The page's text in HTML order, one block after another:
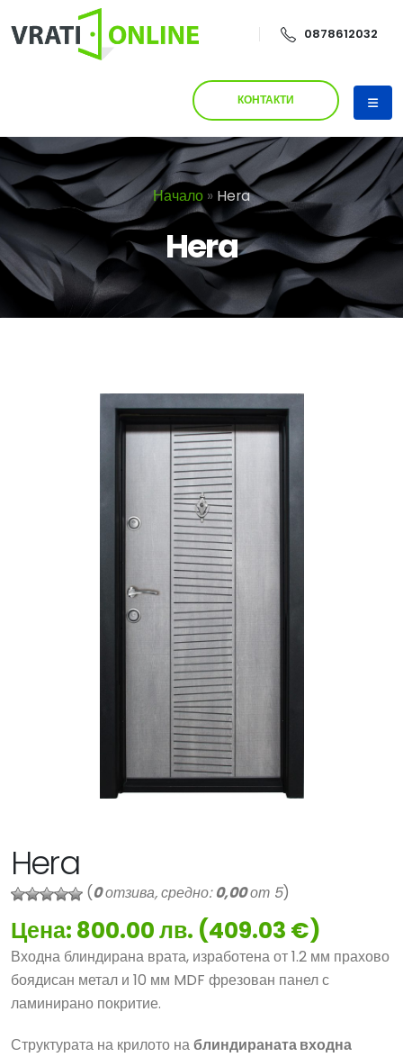
0878612032
КОНТАКТИ
Начало » Hera
Hera
Hera
(0отзива, средно:0,00от 5)
Цена: 800.00 лв. (409.03 €)
Входна блиндирана врата, изработена от 1.2 мм прахово
боядисан метал и 10 мм MDF фрезован панел с
ламинирано покритие.
Структурата на крилото наблиндираната входна